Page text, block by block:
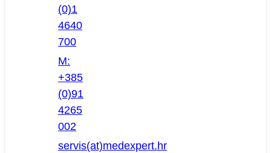
(0)1
4640
700
M:
+385
(0)91
4265
002
servis(at)medexpert.hr